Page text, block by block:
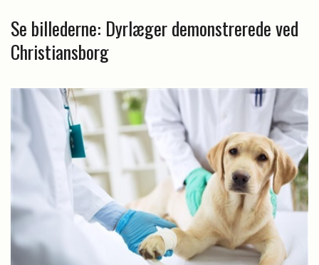
Se billederne: Dyrlæger demonstrerede ved
Christiansborg